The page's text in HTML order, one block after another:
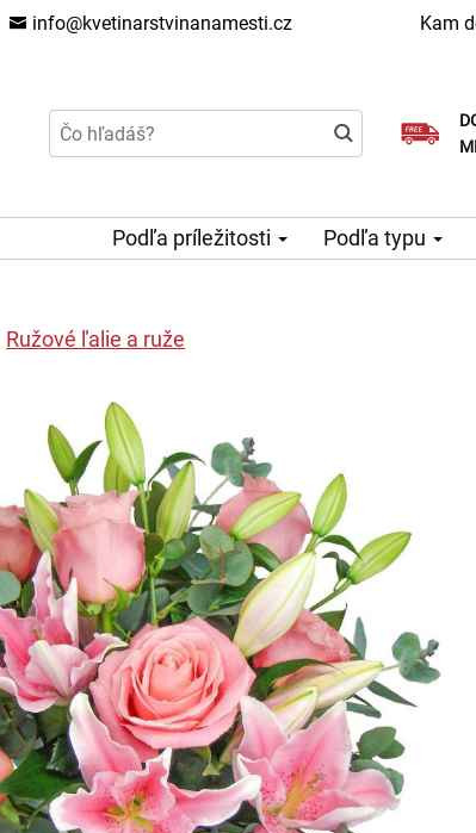
info@kvetinarstvinanamesti.cz Kam
Podľa príležitosti Podľa typu
Ružové ľalie a ruže